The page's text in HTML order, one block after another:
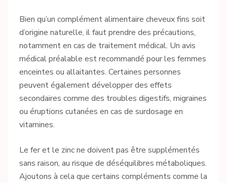
Bien qu’un complément alimentaire cheveux fins soit
d’origine naturelle, il faut prendre des précautions,
notamment en cas de traitement médical. Un avis
médical préalable est recommandé pour les femmes
enceintes ou allaitantes. Certaines personnes
peuvent également développer des effets
secondaires comme des troubles digestifs, migraines
ou éruptions cutanées en cas de surdosage en
vitamines.
Le fer et le zinc ne doivent pas être supplémentés
sans raison, au risque de déséquilibres métaboliques.
Ajoutons à cela que certains compléments comme la